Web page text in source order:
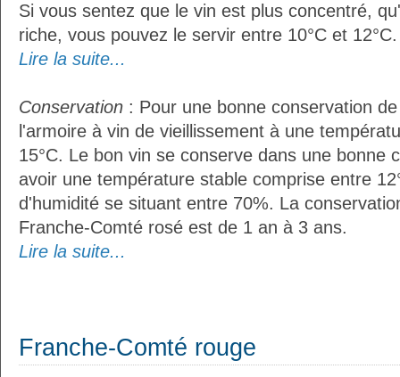
Si vous sentez que le vin est plus concentré,
riche, vous pouvez le servir entre 10°C et
Lire la suite...
Conservation : Pour une bonne conservation
l'armoire à vin de vieillissement à une
15°C. Le bon vin se conserve dans une bonne
avoir une température stable comprise entre
d'humidité se situant entre 70%. La
Franche-Comté rosé est de 1 an à 3 ans.
Lire la suite...
Franche-Comté rouge